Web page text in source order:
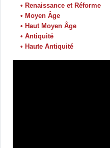
• Renaissance et Réforme
• Moyen Âge
• Haut Moyen Âge
• Antiquité
• Haute Antiquité